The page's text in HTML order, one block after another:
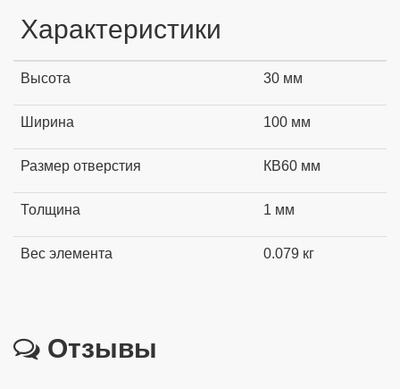
Характеристики
Высота 30 мм
Ширина 100 мм
Размер отверстия КВ60 мм
Толщина 1 мм
Вес элемента 0.079 кг
Отзывы